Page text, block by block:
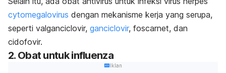
cytomegalovirus dengan mekanisme kerja yang serupa,
seperti valganciclovir, ganciclovir, foscarnet, dan
cidofovir.
2. Obat untuk influenza
Iklan